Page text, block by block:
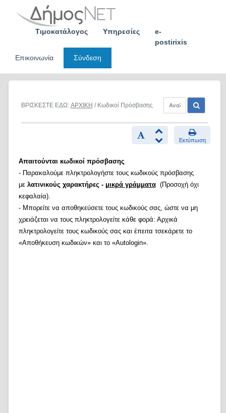
Τιμοκατάλογος Υπηρεσίες
e-
postirixis
Επικοινωνία
Σύνδεση
ΒΡΙΣΚΕΣΤΕ ΕΔΩ: ΑΡΧΙΚΗ / Κωδικοί Πρόσβασης
Εκτύπωση
Απαιτούνται κωδικοί πρόσβασης
- Παρακαλούμε πληκτρολογήστε τους κωδικούς πρόσβασης
με λατινικούς χαρακτήρες - μικρά γράμματα(Προσοχή όχι
κεφαλαία).
- Μπορείτε να αποθηκεύσετε τους κωδικούς σας, ώστε να μη
χρειάζεται να τους πληκτρολογείτε κάθε φορά: Αρχικά
πληκτρολογείτε τους κωδικούς σας και έπειτα τσεκάρετε το
«Αποθήκευση κωδικών» και το «Autologin».